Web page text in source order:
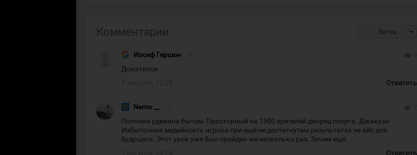
Комментарии Ветка arrow_drop_down
Иосиф Гершон
Докатился
Ответить
Nemo __
Полония удивила бытом. Просторный на 1500 зрителей дворец спорта. Джакузи
Избыточная медийность игрока при ещё не достигнутых результатах не айс для
будущего. Этот урок уже был пройден же несколько раз. Зачем ещё.
Ответить